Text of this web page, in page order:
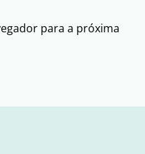
para a próxima